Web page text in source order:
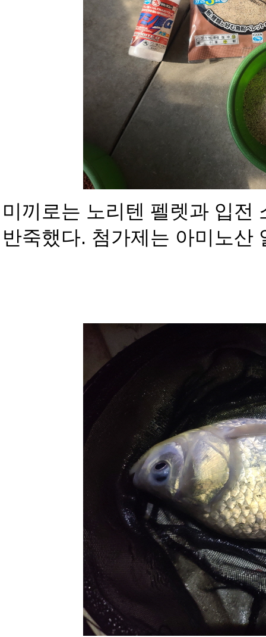
미끼로는 노리텐 펠렛과 입전
반죽했다. 첨가제는 아미노산